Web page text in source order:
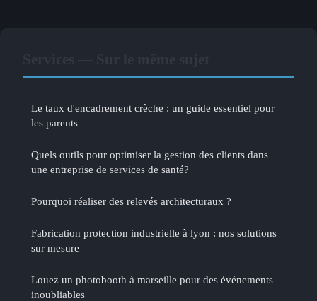
Le taux d'encadrement crèche : un guide essentiel pour
les parents
Quels outils pour optimiser la gestion des clients dans
une entreprise de services de santé?
Pourquoi réaliser des relevés architecturaux ?
Fabrication protection industrielle à lyon : nos solutions
sur mesure
Louez un photobooth à marseille pour des événements
inoubliables